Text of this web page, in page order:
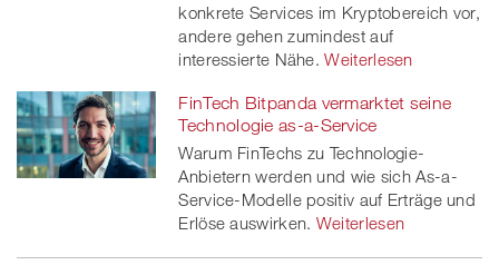
konkrete Services im Kryptobereich vor,
andere gehen zumindest auf
interessierte Nähe. Weiterlesen
FinTech Bitpanda vermarktet seine
Technologie as-a-Service
Warum FinTechs zu Technologie-
Anbietern werden und wie sich As-a-
Service-Modelle positiv auf Erträge und
Erlöse auswirken. Weiterlesen